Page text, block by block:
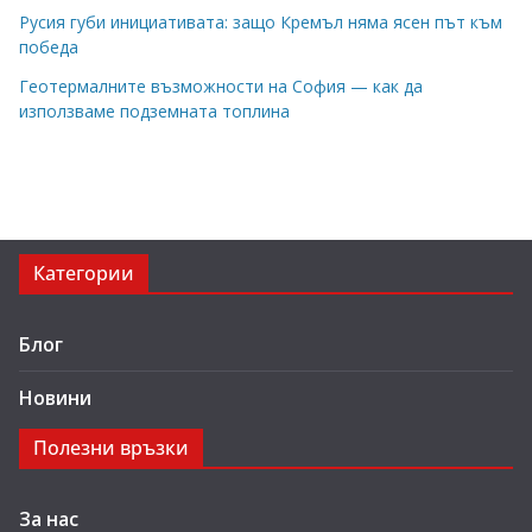
Русия губи инициативата: защо Кремъл няма ясен път към
победа
Геотермалните възможности на София — как да
използваме подземната топлина
Категории
Блог
Новини
Полезни връзки
За нас